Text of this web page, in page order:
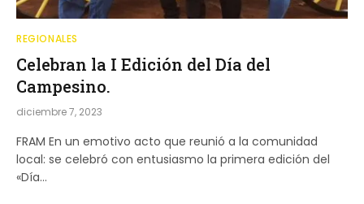
REGIONALES
Celebran la I Edición del Día del
Campesino.
diciembre 7, 2023
FRAM En un emotivo acto que reunió a la comunidad
local: se celebró con entusiasmo la primera edición del
«Día…